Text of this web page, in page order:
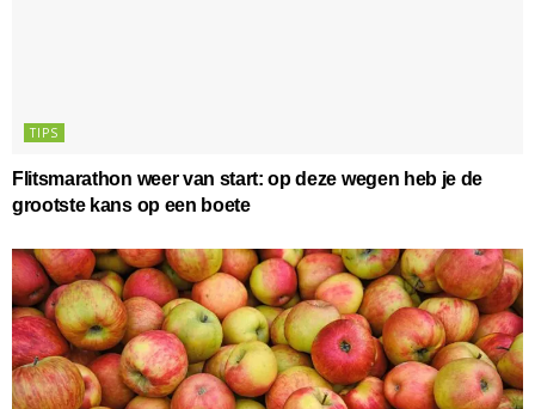
TIPS
Flitsmarathon weer van start: op deze wegen heb je de
grootste kans op een boete